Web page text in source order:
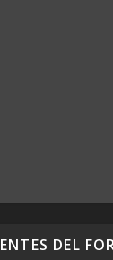
DEL